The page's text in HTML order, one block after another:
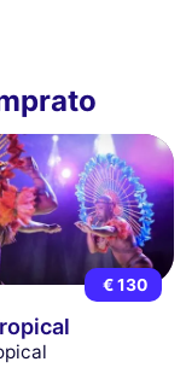
€ 130